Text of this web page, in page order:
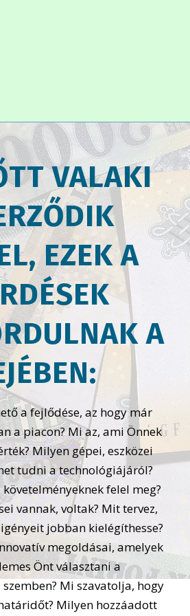
VALAKI
EZEK A
A
a fejlődése, az hogy már
a piacon? Mi az, ami Önnek
Milyen gépei, eszközei
tudni a technológiájáról?
felel meg?
vannak, voltak? Mit tervez,
jobban kielégíthesse?
megoldásai, amelyek
Önt választani a
Mi szavatolja, hogy
Milyen hozzáadott